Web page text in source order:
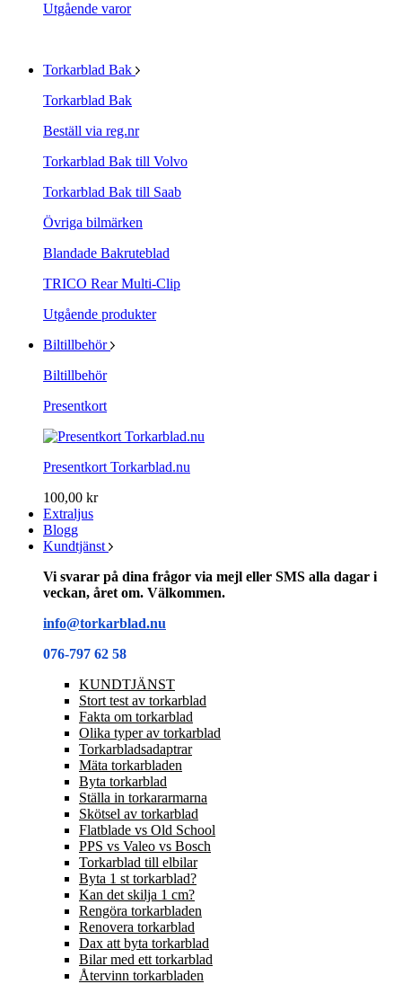
Utgående varor
Torkarblad Bak
Torkarblad Bak
Beställ via reg.nr
Torkarblad Bak till Volvo
Torkarblad Bak till Saab
Övriga bilmärken
Blandade Bakruteblad
TRICO Rear Multi-Clip
Utgående produkter
Biltillbehör
Biltillbehör
Presentkort
Presentkort Torkarblad.nu
100,00 kr
Extraljus
Blogg
Kundtjänst
Vi svarar på dina frågor via mejl eller SMS alla dagar i
veckan, året om. Välkommen.
info@torkarblad.nu
076-797 62 58
KUNDTJÄNST
Stort test av torkarblad
Fakta om torkarblad
Olika typer av torkarblad
Torkarbladsadaptrar
Mäta torkarbladen
Byta torkarblad
Ställa in torkararmarna
Skötsel av torkarblad
Flatblade vs Old School
PPS vs Valeo vs Bosch
Torkarblad till elbilar
Byta 1 st torkarblad?
Kan det skilja 1 cm?
Rengöra torkarbladen
Renovera torkarblad
Dax att byta torkarblad
Bilar med ett torkarblad
Återvinn torkarbladen